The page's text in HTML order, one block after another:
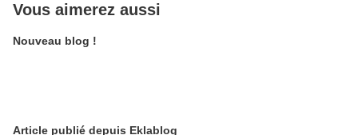
Vous aimerez aussi
Nouveau blog !
Article publié depuis Eklablog